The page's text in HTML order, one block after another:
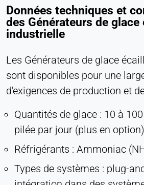
Données techniques et
des Générateurs de glace
industrielle
Les Générateurs de glace
sont disponibles pour une
d'exigences de production et
Quantités de glace : 10 à
pilée par jour (plus en option)
Réfrigérants : Ammoniac
Types de systèmes : plug-